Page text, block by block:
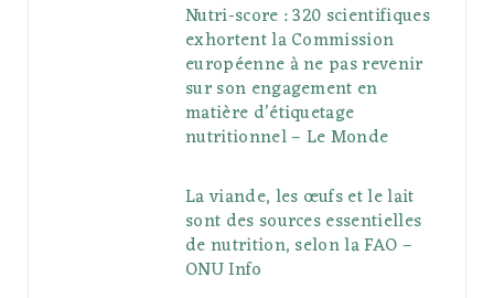
Nutri-score : 320 scientifiques
exhortent la Commission
européenne à ne pas revenir
sur son engagement en
matière d’étiquetage
nutritionnel – Le Monde
La viande, les œufs et le lait
sont des sources essentielles
de nutrition, selon la FAO –
ONU Info